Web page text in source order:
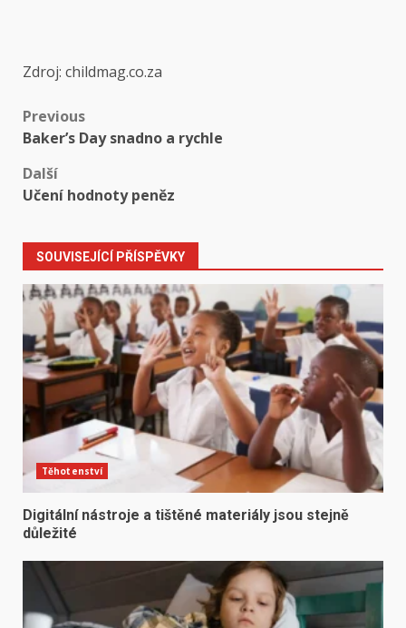
Zdroj: childmag.co.za
Post
navigation
Previous
Baker’s Day snadno a rychle
Další
Učení hodnoty peněz
SOUVISEJÍCÍ PŘÍSPĚVKY
Těhotenství
Digitální nástroje a tištěné materiály jsou stejně
důležité